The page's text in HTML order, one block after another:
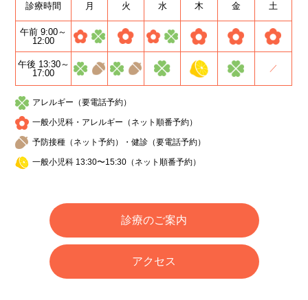
診療時間 月 火 水 木 金 土
午前 9:00～
12:00
午後 13:30～
17:00
／
アレルギー（要電話予約）
一般小児科・アレルギー（ネット順番予約）
予防接種（ネット予約）・健診（要電話予約）
一般小児科 13:30〜15:30（ネット順番予約）
診療のご案内
アクセス